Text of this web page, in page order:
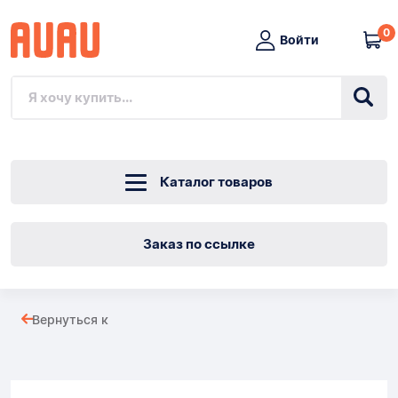
Войти
0
Каталог товаров
Заказ по ссылке
Вернуться к